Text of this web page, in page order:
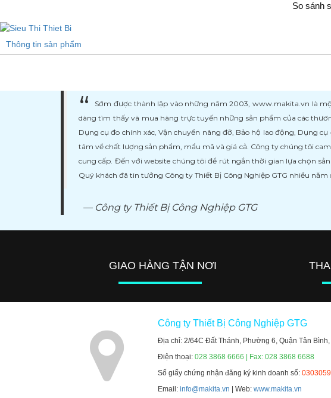
So sánh
Thông tin sản phẩm
Sớm được thành lập vào những năm 2003, www.makita.vn là
dàng tìm thấy và mua hàng trực tuyến những sản phẩm của các
Dụng cụ đo chính xác, Vận chuyển nâng đỡ, Bảo hộ lao động, Dụng
tâm về chất lượng sản phẩm, mẩu mã và giá cả. Công ty chúng tôi
cung cấp. Đến với website chúng tôi để rút ngắn thời gian lựa chọn
Quý khách đã tin tưởng Công ty Thiết Bị Công Nghiệp GTG nhiều năm
Công ty Thiết Bị Công Nghiệp GTG
GIAO HÀNG TẬN NƠI
Công ty Thiết Bị Công Nghiệp GTG
Địa chỉ: 2/64C Đất Thánh, Phường 6, Quận Tân
Điện thoại:028 3868 6666 | Fax: 028 3868 6688
Số giấy chứng nhận đăng ký kinh doanh số:
Email:info@makita.vn | Web:www.makita.vn